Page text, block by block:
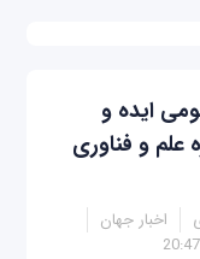
ایده و
علم و فناوری
اخبار جهان